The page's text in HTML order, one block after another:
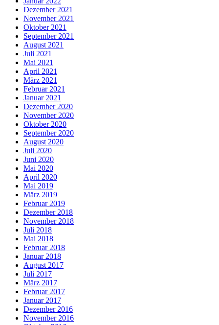
Dezember 2021
November 2021
Oktober 2021
September 2021
August 2021
Juli 2021
Mai 2021
April 2021
März 2021
Februar 2021
Januar 2021
Dezember 2020
November 2020
Oktober 2020
September 2020
August 2020
Juli 2020
Juni 2020
Mai 2020
April 2020
Mai 2019
März 2019
Februar 2019
Dezember 2018
November 2018
Juli 2018
Mai 2018
Februar 2018
Januar 2018
August 2017
Juli 2017
März 2017
Februar 2017
Januar 2017
Dezember 2016
November 2016